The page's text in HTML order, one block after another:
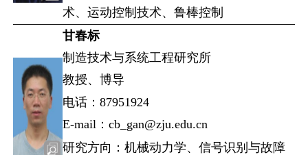
术、运动控制技术、鲁棒控制
甘春标
制造技术与系统工程研究所
教授、博导
电话：87951924
E-mail：cb_gan@zju.edu.cn
研究方向：机械动力学、信号识别与故障